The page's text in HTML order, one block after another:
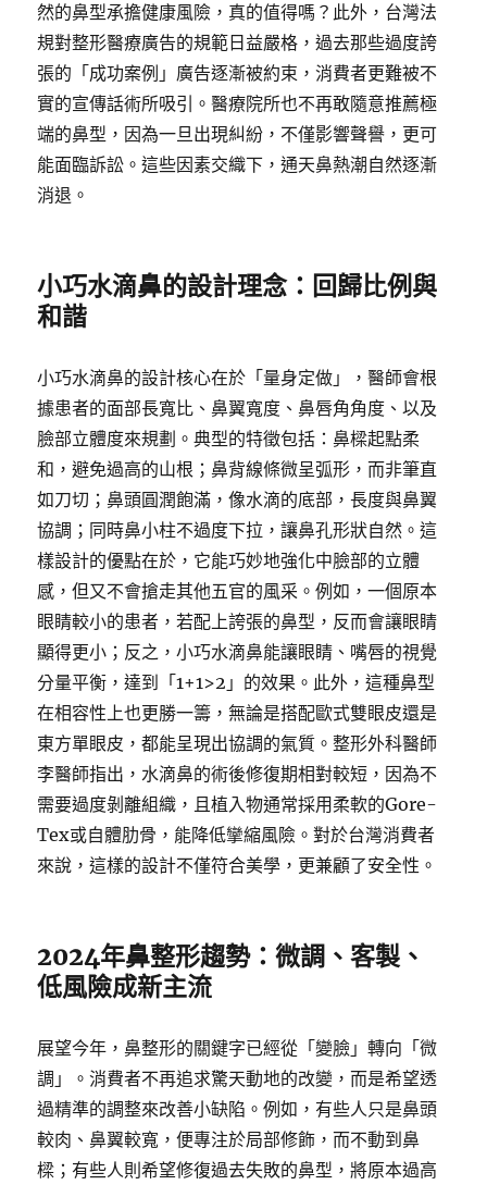
然的鼻型承擔健康風險，真的值得嗎？此外，台灣法
規對整形醫療廣告的規範日益嚴格，過去那些過度誇
張的「成功案例」廣告逐漸被約束，消費者更難被不
實的宣傳話術所吸引。醫療院所也不再敢隨意推薦極
端的鼻型，因為一旦出現糾紛，不僅影響聲譽，更可
能面臨訴訟。這些因素交織下，通天鼻熱潮自然逐漸
消退。
小巧水滴鼻的設計理念：回歸比例與
和諧
小巧水滴鼻的設計核心在於「量身定做」，醫師會根
據患者的面部長寬比、鼻翼寬度、鼻唇角角度、以及
臉部立體度來規劃。典型的特徵包括：鼻樑起點柔
和，避免過高的山根；鼻背線條微呈弧形，而非筆直
如刀切；鼻頭圓潤飽滿，像水滴的底部，長度與鼻翼
協調；同時鼻小柱不過度下拉，讓鼻孔形狀自然。這
樣設計的優點在於，它能巧妙地強化中臉部的立體
感，但又不會搶走其他五官的風采。例如，一個原本
眼睛較小的患者，若配上誇張的鼻型，反而會讓眼睛
顯得更小；反之，小巧水滴鼻能讓眼睛、嘴唇的視覺
分量平衡，達到「1+1>2」的效果。此外，這種鼻型
在相容性上也更勝一籌，無論是搭配歐式雙眼皮還是
東方單眼皮，都能呈現出協調的氣質。整形外科醫師
李醫師指出，水滴鼻的術後修復期相對較短，因為不
需要過度剝離組織，且植入物通常採用柔軟的Gore-
Tex或自體肋骨，能降低攣縮風險。對於台灣消費者
來說，這樣的設計不僅符合美學，更兼顧了安全性。
2024年鼻整形趨勢：微調、客製、
低風險成新主流
展望今年，鼻整形的關鍵字已經從「變臉」轉向「微
調」。消費者不再追求驚天動地的改變，而是希望透
過精準的調整來改善小缺陷。例如，有些人只是鼻頭
較肉、鼻翼較寬，便專注於局部修飾，而不動到鼻
樑；有些人則希望修復過去失敗的鼻型，將原本過高